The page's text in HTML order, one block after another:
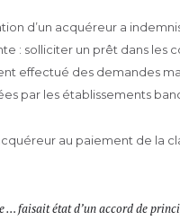
d’un acquéreur a
: solliciter un prêt dans les
effectué des demandes
par les établissements
au paiement de la
faisait état d’un accord de